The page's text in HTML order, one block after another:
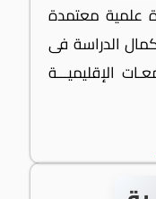
علمية معتمدة
الدراسة فى
الإقليميـــة